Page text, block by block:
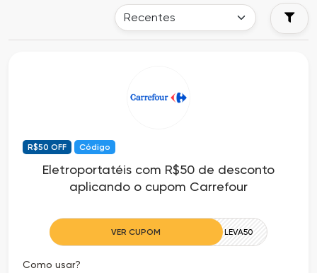
Todos
Departamentos
Todas
R$50 OFF Código
Eletroportatéis com R$50 de desconto
aplicando o cupom Carrefour
VER CUPOM LEVA50
Como usar?